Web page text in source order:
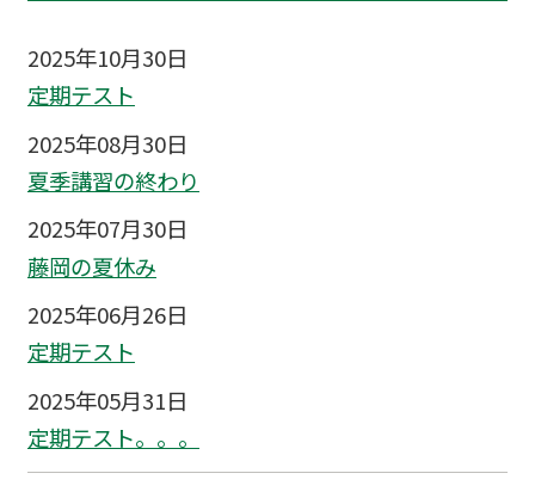
2025年10月30日
定期テスト
2025年08月30日
夏季講習の終わり
2025年07月30日
藤岡の夏休み
2025年06月26日
定期テスト
2025年05月31日
定期テスト。。。